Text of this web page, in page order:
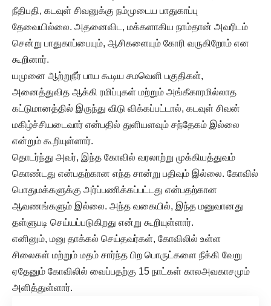
நீதிபதி, கடவுள் சிவனுக்கு நம்முடைய பாதுகாப்பு
தேவையில்லை. அதனைவிட, மக்களாகிய நாம்தான் அவரிடம்
சென்று பாதுகாப்பையும், ஆசிகளையும் கோரி வருகிறோம் என
கூறினார்.
யமுனை ஆற்றுநீர் பாய கூடிய சமவெளி பகுதிகள்,
அனைத்துவித ஆக்கி ரமிப்புகள் மற்றும் அங்கீகாரமில்லாத
கட்டுமானத்தில் இருந்து விடு விக்கப்பட்டால், கடவுள் சிவன்
மகிழ்ச்சியடைவார் என்பதில் துளியளவும் சந்தேகம் இல்லை
என்றும் கூறியுள்ளார்.
தொடர்ந்து அவர், இந்த கோவில் வரலாற்று முக்கியத்துவம்
கொண்டது என்பதற்கான எந்த சான்று பதிவும் இல்லை. கோவில்
பொதுமக்களுக்கு அர்ப்பணிக்கப்பட்டது என்பதற்கான
ஆவணங்களும் இல்லை. அந்த வகையில், இந்த மனுவானது
தள்ளுபடி செய்யப்படுகிறது என்று கூறியுள்ளார்.
எனினும், மனு தாக்கல் செய்தவர்கள், கோவிலில் உள்ள
சிலைகள் மற்றும் மதம் சார்ந்த பிற பொருட்களை நீக்கி வேறு
ஏதேனும் கோவிலில் வைப்பதற்கு 15 நாட்கள் காலஅவகாசமும்
அளித்துள்ளார்.